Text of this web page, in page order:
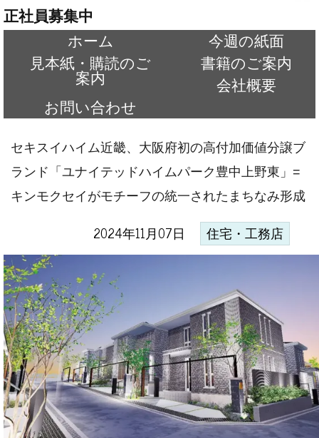
正社員募集中
ホーム
今週の紙面
見本紙・購読のご
案内
書籍のご案内
会社概要
お問い合わせ
セキスイハイム近畿、大阪府初の高付加価値分譲ブ
ランド「ユナイテッドハイムパーク豊中上野東」=
キンモクセイがモチーフの統一されたまちなみ形成
2024年11月07日 住宅・工務店